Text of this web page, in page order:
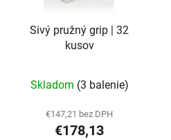
Sivý pružný grip | 32
kusov
Skladom (3 balenie)
€147,21 bez DPH
€178,13